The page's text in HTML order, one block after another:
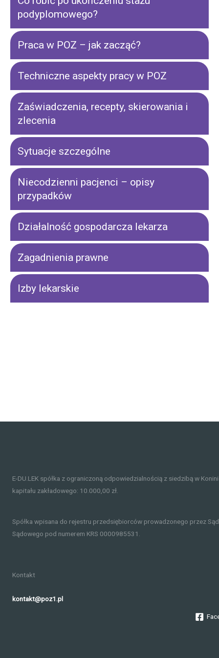
podyplomowego?
Praca w POZ – jak zacząć?
Techniczne aspekty pracy w POZ
Zaświadczenia, recepty, skierowania i
zlecenia
Sytuacje szczególne
Niecodzienni pacjenci – opisy
przypadków
Działalność gospodarcza lekarza
Zagadnienia prawne
Izby lekarskie
E-DU.LEK spółka z ograniczoną odpowiedzialnością z siedzibą w
kapitału zakładowego: 10.000,00 zł.
Spółka wpisana do rejestru przedsiębiorców prowadzonego przez
Sądowego pod numerem KRS 0000985531.
Kontakt
kontakt@poz1.pl